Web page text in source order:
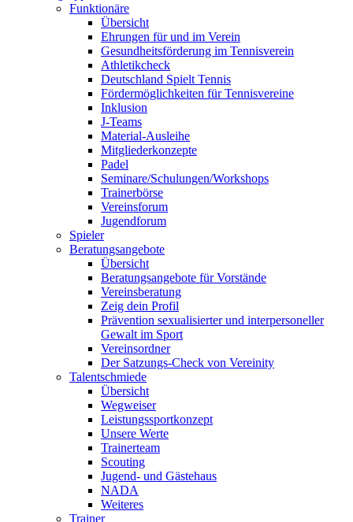
Funktionäre
Übersicht
Ehrungen für und im Verein
Gesundheitsförderung im Tennisverein
Athletikcheck
Deutschland Spielt Tennis
Fördermöglichkeiten für Tennisvereine
Inklusion
J-Teams
Material-Ausleihe
Mitgliederkonzepte
Padel
Seminare/Schulungen/Workshops
Trainerbörse
Vereinsforum
Jugendforum
Spieler
Beratungsangebote
Übersicht
Beratungsangebote für Vorstände
Vereinsberatung
Zeig dein Profil
Prävention sexualisierter und interpersoneller
Gewalt im Sport
Vereinsordner
Der Satzungs-Check von Vereinity
Talentschmiede
Übersicht
Wegweiser
Leistungssportkonzept
Unsere Werte
Trainerteam
Scouting
Jugend- und Gästehaus
NADA
Weiteres
Trainer